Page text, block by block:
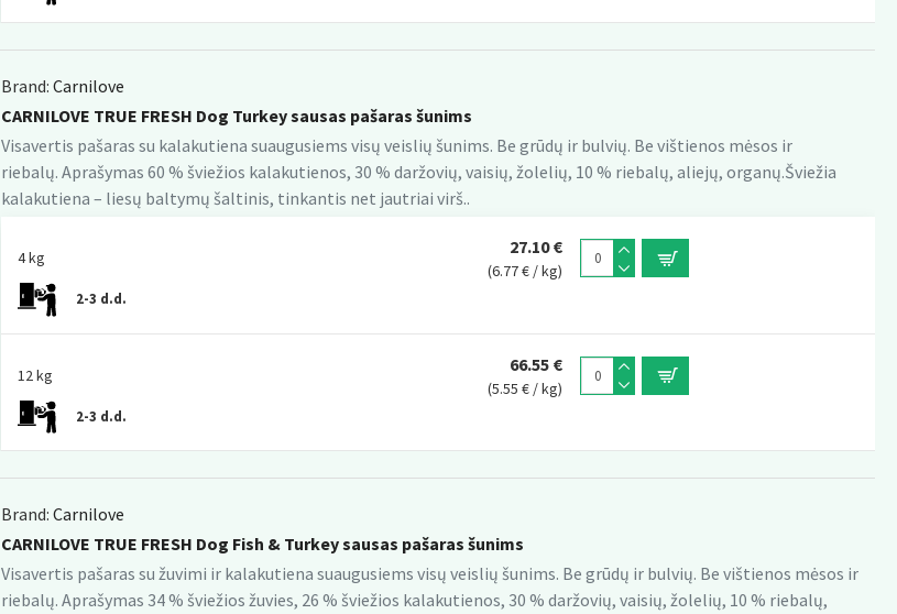
Brand: Carnilove
CARNILOVE TRUE FRESH Dog Turkey sausas pašaras šunims
Visavertis pašaras su kalakutiena suaugusiems visų veislių šunims. Be grūdų ir bulvių. Be vištienos mėsos ir
riebalų. Aprašymas 60 % šviežios kalakutienos, 30 % daržovių, vaisių, žolelių, 10 % riebalų, aliejų, organų.Šviežia
kalakutiena – liesų baltymų šaltinis, tinkantis net jautriai virš..
4 kg
2-3 d.d.
27.10 €
(6.77 € / kg)
12 kg
2-3 d.d.
66.55 €
(5.55 € / kg)
Brand: Carnilove
CARNILOVE TRUE FRESH Dog Fish & Turkey sausas pašaras šunims
Visavertis pašaras su žuvimi ir kalakutiena suaugusiems visų veislių šunims. Be grūdų ir bulvių. Be vištienos mėsos ir
riebalų. Aprašymas 34 % šviežios žuvies, 26 % šviežios kalakutienos, 30 % daržovių, vaisių, žolelių, 10 % riebalų,